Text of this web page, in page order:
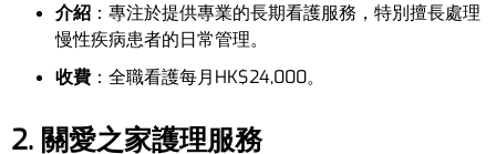
介紹 ：專注於提供專業的長期看護服務，特別擅長處理
慢性疾病患者的日常管理。
收費 ：全職看護每月HK$24,000。
2. 關愛之家護理服務